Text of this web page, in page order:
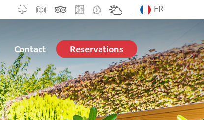
FR
Contact Reservations